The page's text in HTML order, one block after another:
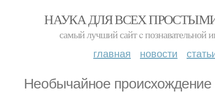
НАУКА ДЛЯ ВСЕХ
самый лучший сайт c познавательной
главная новости
Необычайное